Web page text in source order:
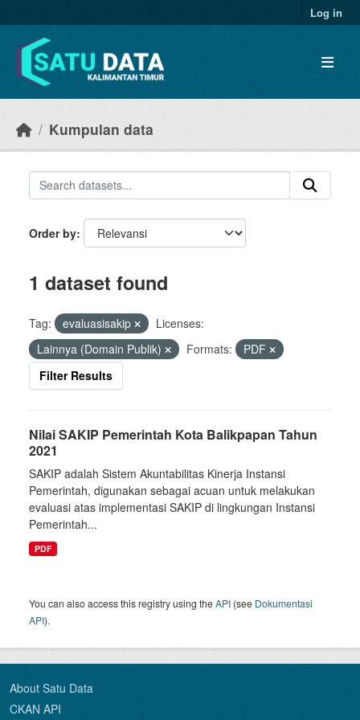
Log in
Kumpulan data
Order by
1 dataset found
Tag: evaluasisakip
Licenses:
Lainnya (Domain Publik)
Formats:
PDF
Filter Results
Nilai SAKIP Pemerintah Kota Balikpapan Tahun
2021
SAKIP adalah Sistem Akuntabilitas Kinerja Instansi
Pemerintah, digunakan sebagai acuan untuk melakukan
evaluasi atas implementasi SAKIP di lingkungan Instansi
Pemerintah...
PDF
You can also access this registry using theAPI (see Dokumentasi
API).
About Satu Data
CKAN API